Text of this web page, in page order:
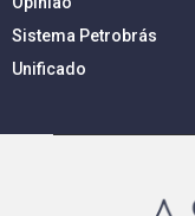
Sistema Petrobrás
Unificado